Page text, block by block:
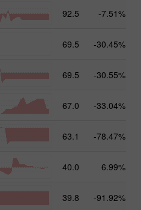
92.5 -7.51%
69.5 -30.45%
69.5 -30.55%
67.0 -33.04%
63.1 -78.47%
40.0 6.99%
39.8 -91.92%